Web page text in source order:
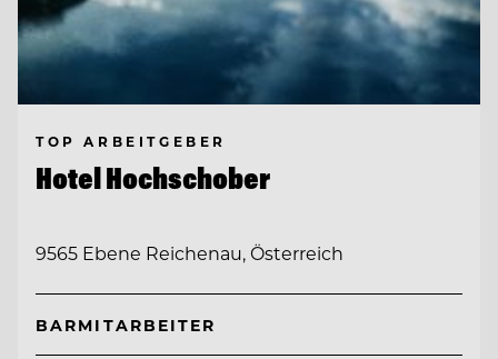
TOP ARBEITGEBER
Hotel Hochschober
9565 Ebene Reichenau, Österreich
BARMITARBEITER